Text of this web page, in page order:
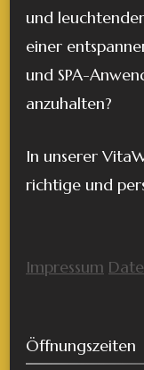
und
einer
und SPA-
anzuhalten?
In unserer
richtige und
Impressum
Öffnungszeiten